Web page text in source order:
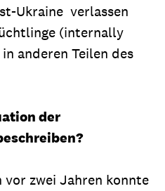
Ukraine verlassen
(internally
anderen Teilen des
der
vor zwei Jahren konnte